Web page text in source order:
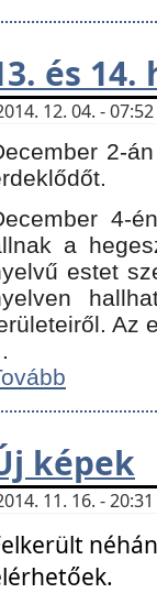
és
12. 04. -
2-
4-
a
estet
Az
képek
11. 16. -